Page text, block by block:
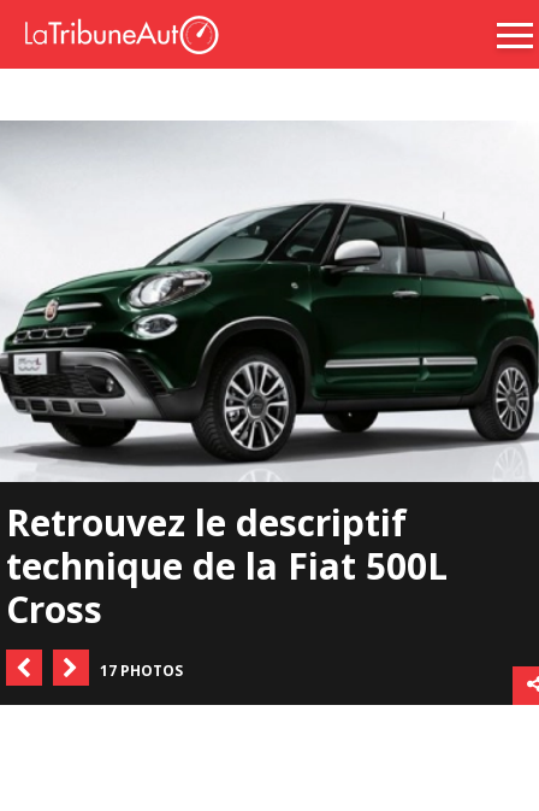
Retrouvez le descriptif
technique de la Fiat 500L
Cross
17 PHOTOS